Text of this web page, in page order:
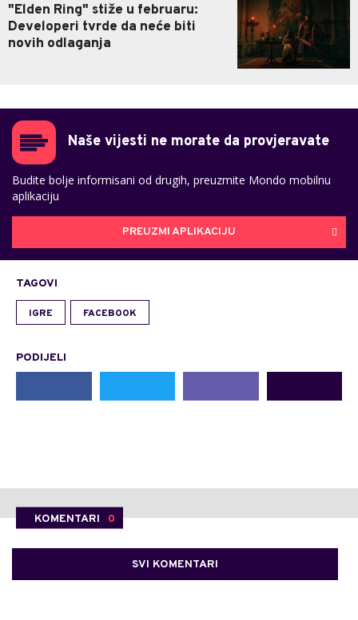
"Elden Ring" stiže u februaru:
Developeri tvrde da neće biti
novih odlaganja
Naše vijesti ne morate da provjeravate
Budite bolje informisani od drugih, preuzmite Mondo mobilnu
aplikaciju
PREUZMI APLIKACIJU
TAGOVI
IGRE FACEBOOK
PODIJELI
KOMENTARI 0
SVI KOMENTARI